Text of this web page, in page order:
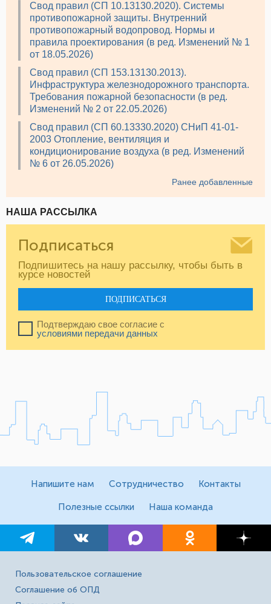
Свод правил (СП 10.13130.2020). Системы
противопожарной защиты. Внутренний
противопожарный водопровод. Нормы и
правила проектирования (в ред. Изменений № 1
от 18.05.2026)
Свод правил (СП 153.13130.2013).
Инфраструктура железнодорожного транспорта.
Требования пожарной безопасности (в ред.
Изменений № 2 от 22.05.2026)
Свод правил (СП 60.13330.2020) СНиП 41-01-
2003 Отопление, вентиляция и
кондиционирование воздуха (в ред. Изменений
№ 6 от 26.05.2026)
Ранее добавленные
НАША РАССЫЛКА
Подписаться
Подпишитесь на нашу рассылку, чтобы быть в
курсе новостей
ПОДПИСАТЬСЯ
Подтверждаю свое согласие с
условиями передачи данных
Напишите нам Сотрудничество Контакты
Полезные ссылки Наша команда
Пользовательское соглашение
Соглашение об ОПД